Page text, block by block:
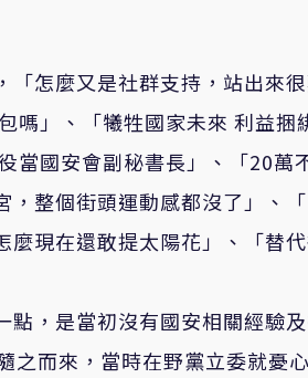
「怎麼又是社群支持，站出來
嗎」、「犧牲國家未來 利益
當國安會副秘書長」、「20萬
，整個街頭運動感都沒了」、
麼現在還敢提太陽花」、「替
點，是當初沒有國安相關經驗
之而來，當時在野黨立委就憂